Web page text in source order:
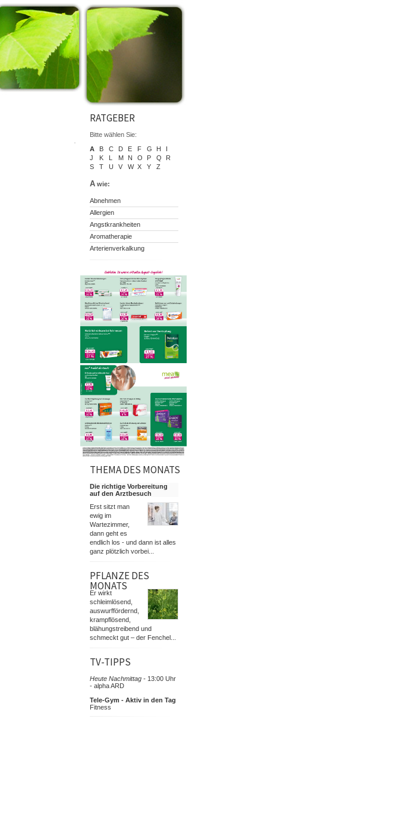
RATGEBER
Bitte wählen Sie:
A
B C D E F G H
I
J
K L M N O P Q
R
S
T U V W X Y Z
A wie:
Abnehmen
Allergien
Angstkrankheiten
Aromatherapie
Arterienverkalkung
THEMA DES MONATS
Die richtige Vorbereitung
auf den Arztbesuch
Erst sitzt man
ewig im
Wartezimmer,
dann geht es
endlich los - und dann ist alles
ganz plötzlich vorbei...
PFLANZE DES
MONATS
Er wirkt
schleimlösend,
auswurffördernd,
krampflösend,
blähungstreibend und
schmeckt gut – der Fenchel...
TV-TIPPS
Heute Nachmittag - 13:00 Uhr
- alpha ARD
Tele-Gym - Aktiv in den Tag
Fitness